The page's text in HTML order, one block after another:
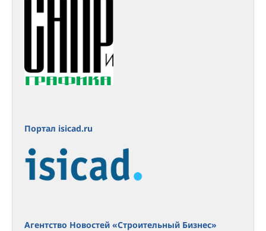
Портал isicad.ru
Агентство Новостей «Строительный Бизнес»